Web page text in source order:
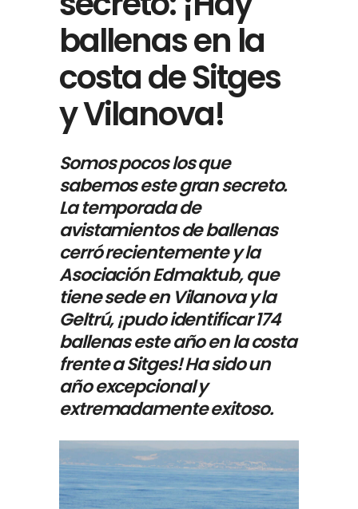
ballenas en la
costa de Sitges
y Vilanova!
Somos pocos los que
sabemos este gran secreto.
La temporada de
avistamientos de ballenas
cerró recientemente y la
Asociación Edmaktub, que
tiene sede en Vilanova y la
Geltrú, ¡pudo identificar 174
ballenas este año en la costa
frente a Sitges! Ha sido un
año excepcional y
extremadamente exitoso.